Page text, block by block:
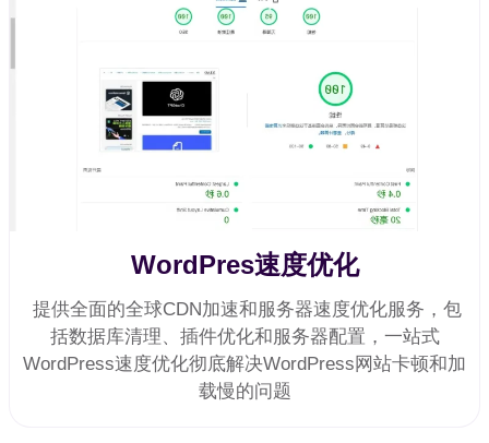
WordPres速度优化
提供全面的全球CDN加速和服务器速度优化服务，包
括数据库清理、插件优化和服务器配置，一站式
WordPress速度优化彻底解决WordPress网站卡顿和加
载慢的问题